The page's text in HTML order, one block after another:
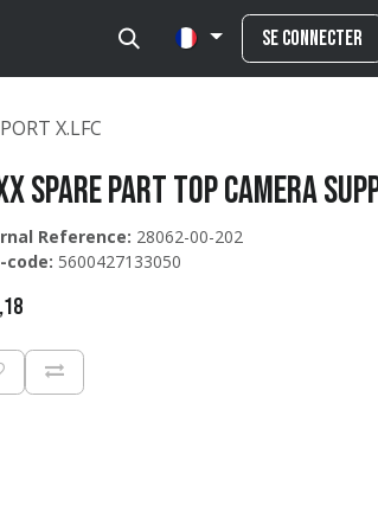
Se connecter
X.LFC
Spare part TOP CAMERA
Reference: 28062-00-202
code: 5600427133050